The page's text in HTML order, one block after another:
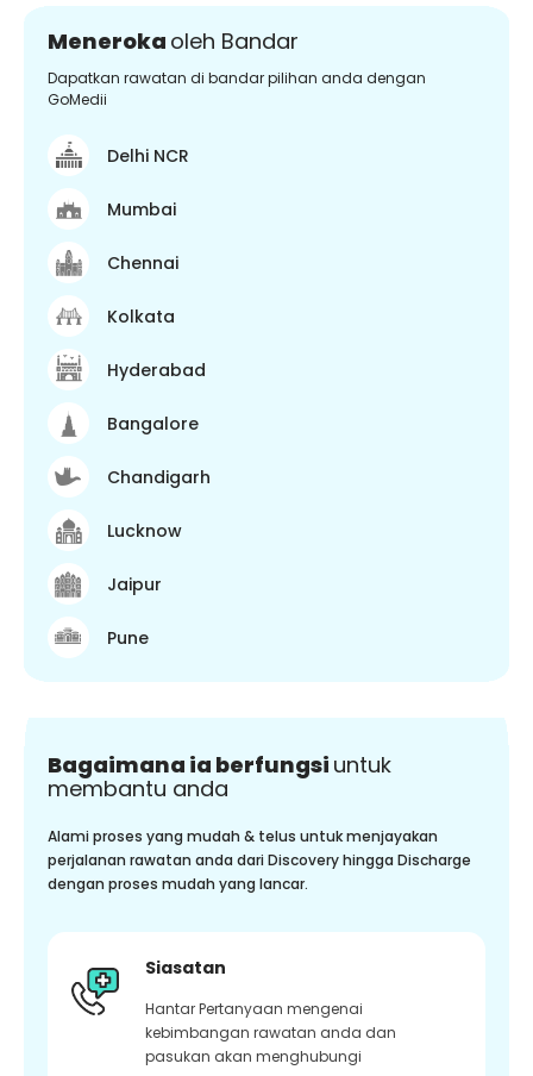
Meneroka oleh Bandar
Dapatkan rawatan di bandar pilihan anda dengan
GoMedii
Delhi NCR
Mumbai
Chennai
Kolkata
Hyderabad
Bangalore
Chandigarh
Lucknow
Jaipur
Pune
Bagaimana ia berfungsi untuk
membantu anda
Alami proses yang mudah & telus untuk menjayakan
perjalanan rawatan anda dari Discovery hingga Discharge
dengan proses mudah yang lancar.
Siasatan
Hantar Pertanyaan mengenai
kebimbangan rawatan anda dan
pasukan akan menghubungi